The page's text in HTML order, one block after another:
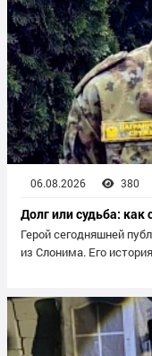
06.08.2026 380
Долг или судьба:
Герой сегодняшней
из Слонима. Его